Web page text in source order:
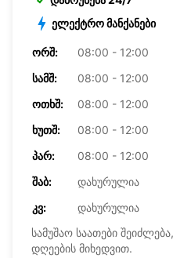
ელექტრო მანქანები
ᲝᲠᲨ:
08:00 - 12:00
ᲡᲐᲛᲨ:
08:00 - 12:00
ᲝᲗᲮᲨ:
08:00 - 12:00
ᲮᲣᲗᲨ:
08:00 - 12:00
ᲞᲐᲠ:
08:00 - 12:00
ᲨᲐᲑ:
დახურულია
ᲙᲕ:
დახურულია
სამუშაო საათები
დღეების მიხედვით.